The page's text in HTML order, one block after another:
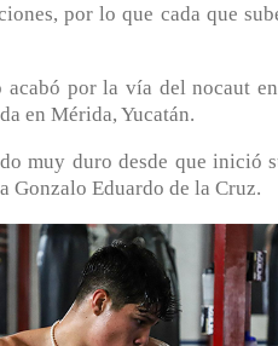
por lo que cada que
por la vía del nocaut
en Mérida, Yucatán.
muy duro desde que inició
Gonzalo Eduardo de la Cruz.